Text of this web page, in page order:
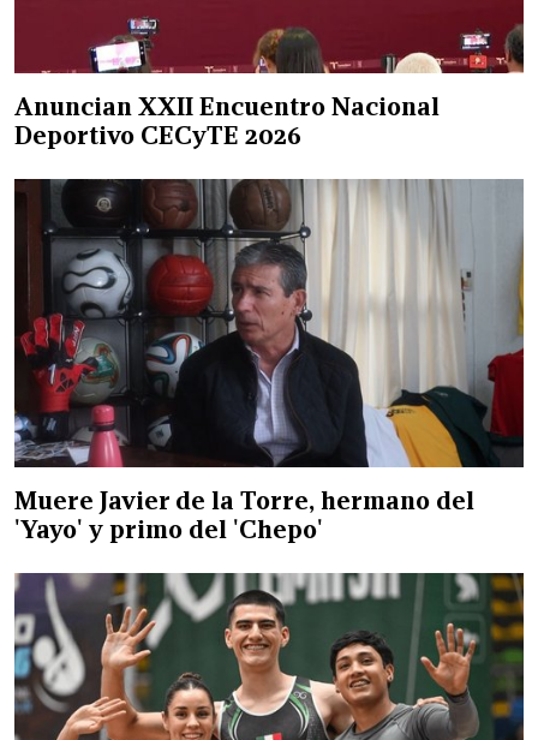
Anuncian XXII Encuentro Nacional
Deportivo CECyTE 2026
Muere Javier de la Torre, hermano del
'Yayo' y primo del 'Chepo'